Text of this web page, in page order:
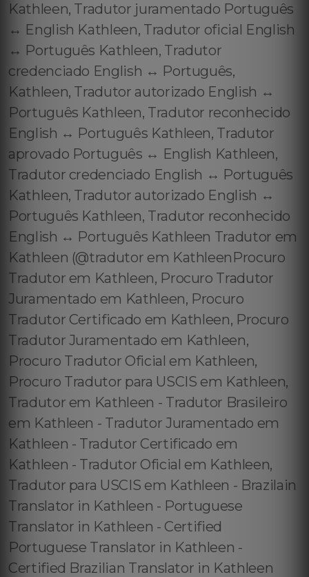
Kathleen, Tradutor juramentado Português
↔️ English Kathleen, Tradutor oficial English
↔️ Português Kathleen, Tradutor
credenciado English ↔️ Português,
Kathleen, Tradutor autorizado English ↔️
Português Kathleen, Tradutor reconhecido
English ↔️ Português Kathleen, Tradutor
aprovado Português ↔️ English Kathleen,
Tradutor credenciado English ↔️ Português
Kathleen, Tradutor autorizado English ↔️
Português Kathleen, Tradutor reconhecido
English ↔️ Português Kathleen Tradutor em
Kathleen (@tradutor em KathleenProcuro
Tradutor em Kathleen, Procuro Tradutor
Juramentado em Kathleen, Procuro
Tradutor Certificado em Kathleen, Procuro
Tradutor Juramentado em Kathleen,
Procuro Tradutor Oficial em Kathleen,
Procuro Tradutor para USCIS em Kathleen,
Tradutor em Kathleen - Tradutor Brasileiro
em Kathleen - Tradutor Juramentado em
Kathleen - Tradutor Certificado em
Kathleen - Tradutor Oficial em Kathleen,
Tradutor para USCIS em Kathleen - Brazilain
Translator in Kathleen - Portuguese
Translator in Kathleen - Certified
Portuguese Translator in Kathleen -
Certified Brazilian Translator in Kathleen